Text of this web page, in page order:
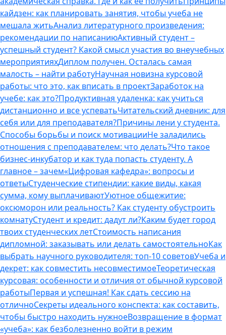
кайдзен: как планировать занятия, чтобы учеба не
мешала житьАнализ литературного произведения:
рекомендации по написаниюАктивный студент –
успешный студент? Какой смысл участия во внеучебных
мероприятияхДиплом получен. Осталась самая
малость – найти работуНаучная новизна курсовой
работы: что это, как вписать в проектЗаработок на
учебе: как это?Продуктивная удаленка: как учиться
дистанционно и все успеватьЧитательский дневник: для
себя или для преподавателя?Причины лени у студента.
Способы борьбы и поиск мотивацииНе заладились
отношения с преподавателем: что делать?Что такое
бизнес-инкубатор и как туда попасть студенту. А
главное – зачем«Цифровая кафедра»: вопросы и
ответыСтуденческие стипендии: какие виды, какая
сумма, кому выплачиваютУютное общежитие:
оксюморон или реальность? Как студенту обустроить
комнатуСтудент и кредит: дадут ли?Каким будет город
твоих студенческих летСтоимость написания
дипломной: заказывать или делать самостоятельноКак
выбрать научного руководителя: топ-10 советовУчеба и
декрет: как совместить несовместимоеТеоретическая
курсовая: особенности и отличия от обычной курсовой
работыПервая и успешная! Как сдать сессию на
отличноСекреты идеального конспекта: как составить,
чтобы быстро находить нужноеВозвращение в формат
«учеба»: как безболезненно войти в режим